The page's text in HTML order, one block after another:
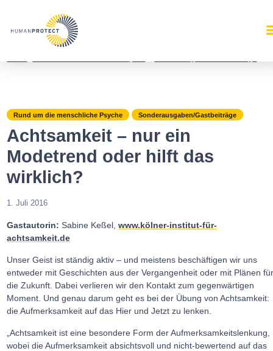
Rund um die menschliche Psyche Sonderausgaben/Gastbeiträge
Achtsamkeit – nur ein
Modetrend oder hilft das
wirklich?
1. Juli 2016
Gastautorin: Sabine Keßel,www.kölner-institut-für-
achtsamkeit.de
Unser Geist ist ständig aktiv – und meistens beschäftigen wir uns
entweder mit Geschichten aus der Vergangenheit oder mit Plänen
die Zukunft. Dabei verlieren wir den Kontakt zum gegenwärtigen
Moment. Und genau darum geht es bei der Übung von Achtsamkeit:
die Aufmerksamkeit auf das Hier und Jetzt zu lenken.
„Achtsamkeit ist eine besondere Form der Aufmerksamkeitslenkung,
wobei die Aufmerksamkeit absichtsvoll und nicht-bewertend auf das